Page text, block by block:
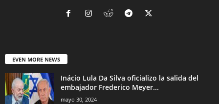
EVEN MORE NEWS
Inácio Lula Da Silva oficializo la salida del
embajador Frederico Meyer...
mayo 30, 2024